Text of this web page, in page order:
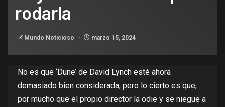
rodarla
Mundo Noticioso marzo 15, 2024
No es que ‘Dune’ de David Lynch esté ahora
demasiado bien considerada, pero lo cierto es que,
por mucho que el propio director la odie y se niegue a